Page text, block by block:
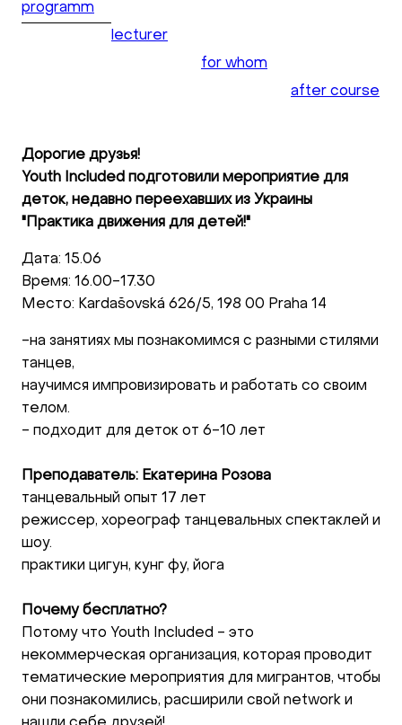
programm
lecturer
for whom
after course
Дорогие друзья!
Youth Included подготовили мероприятие для
деток, недавно переехавших из Украины
"Практика движения для детей!"
Дата: 15.06
Время: 16.00-17.30
Место: Kardašovská 626/5, 198 00 Praha 14
-на занятиях мы познакомимся с разными стилями
танцев,
научимся импровизировать и работать со своим
телом.
- подходит для деток от 6-10 лет
Преподаватель: Екатерина Розова
танцевальный опыт 17 лет
режиссер, хореограф танцевальных спектаклей и
шоу.
практики цигун, кунг фу, йога
Почему бесплатно?
Потому что Youth Included - это
некоммерческая организация, которая проводит
тематические мероприятия для мигрантов, чтобы
они познакомились, расширили свой network и